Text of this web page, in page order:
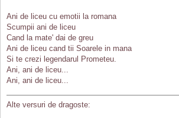
Ani de liceu cu emotii la romana
Scumpii ani de liceu
Cand la mate' dai de greu
Ani de liceu cand tii Soarele in mana
Si te crezi legendarul Prometeu.
Ani, ani de liceu...
Ani, ani de liceu...
Alte versuri de dragoste: